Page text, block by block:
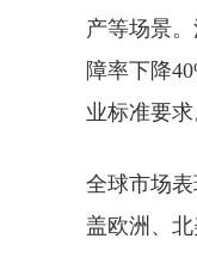
产等场景
障率下降
业标准要求
全球市场
盖欧洲、